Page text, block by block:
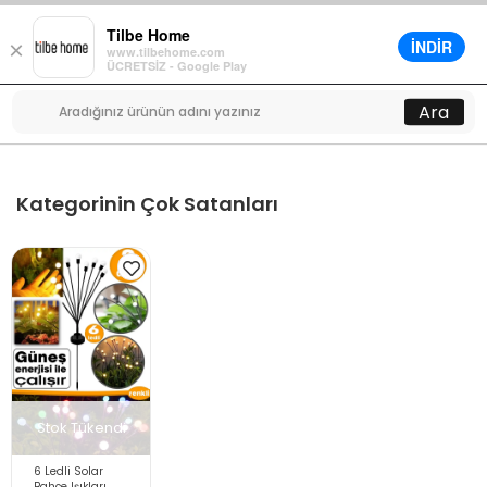
×
Tilbe Home
www.tilbehome.com
ÜCRETSİZ - Google Play
İNDİR
Menü
0
Ara
Kategorinin Çok Satanları
Stok Tükendi
6 Ledli Solar